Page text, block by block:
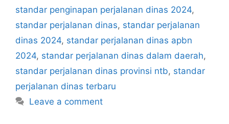
standar penginapan perjalanan dinas 2024,
standar perjalanan dinas, standar perjalanan
dinas 2024, standar perjalanan dinas apbn
2024, standar perjalanan dinas dalam daerah,
standar perjalanan dinas provinsi ntb, standar
perjalanan dinas terbaru
Leave a comment